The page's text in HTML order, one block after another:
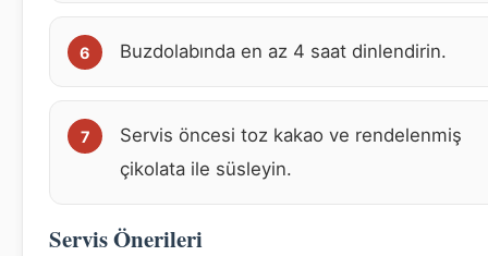
Buzdolabında en az 4 saat dinlendirin.
Servis öncesi toz kakao ve rendelenmiş
çikolata ile süsleyin.
Servis Önerileri